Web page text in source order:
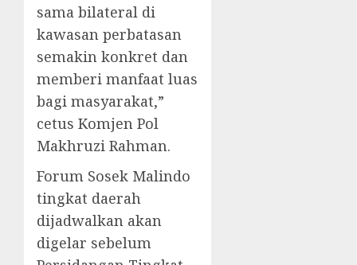
sama bilateral di
kawasan perbatasan
semakin konkret dan
memberi manfaat luas
bagi masyarakat,”
cetus Komjen Pol
Makhruzi Rahman.
Forum Sosek Malindo
tingkat daerah
dijadwalkan akan
digelar sebelum